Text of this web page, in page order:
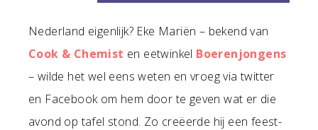
Nederland eigenlijk? Eke Mariën – bekend van
Cook & Chemist en eetwinkel Boerenjongens
– wilde het wel eens weten en vroeg via twitter
en Facebook om hem door te geven wat er die
avond op tafel stond. Zo creëerde hij een feest-